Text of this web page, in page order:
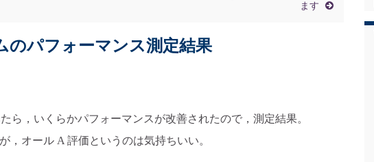
ます
のパフォーマンス測定結果
ら，いくらかパフォーマンスが改善されたので，測定結果。
，オール A 評価というのは気持ちいい。